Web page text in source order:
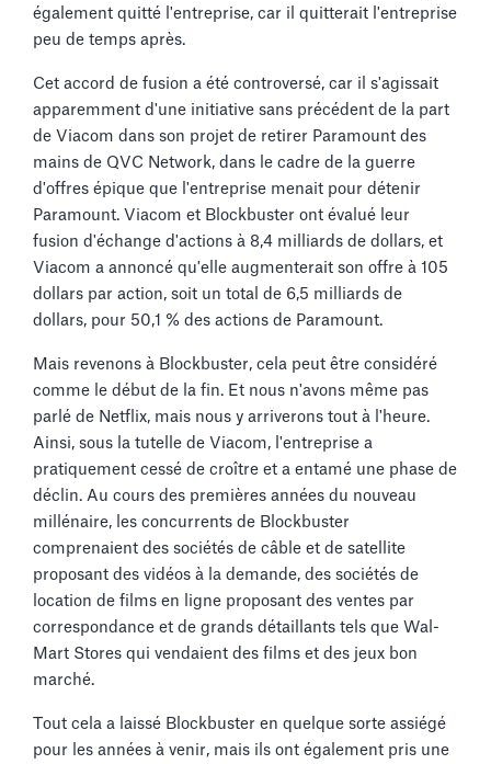
également quitté l'entreprise, car il quitterait l'entreprise
peu de temps après.
Cet accord de fusion a été controversé, car il s'agissait
apparemment d'une initiative sans précédent de la part
de Viacom dans son projet de retirer Paramount des
mains de QVC Network, dans le cadre de la guerre
d'offres épique que l'entreprise menait pour détenir
Paramount. Viacom et Blockbuster ont évalué leur
fusion d'échange d'actions à 8,4 milliards de dollars, et
Viacom a annoncé qu'elle augmenterait son offre à 105
dollars par action, soit un total de 6,5 milliards de
dollars, pour 50,1 % des actions de Paramount.
Mais revenons à Blockbuster, cela peut être considéré
comme le début de la fin. Et nous n'avons même pas
parlé de Netflix, mais nous y arriverons tout à l'heure.
Ainsi, sous la tutelle de Viacom, l'entreprise a
pratiquement cessé de croître et a entamé une phase de
déclin. Au cours des premières années du nouveau
millénaire, les concurrents de Blockbuster
comprenaient des sociétés de câble et de satellite
proposant des vidéos à la demande, des sociétés de
location de films en ligne proposant des ventes par
correspondance et de grands détaillants tels que Wal-
Mart Stores qui vendaient des films et des jeux bon
marché.
Tout cela a laissé Blockbuster en quelque sorte assiégé
pour les années à venir, mais ils ont également pris une